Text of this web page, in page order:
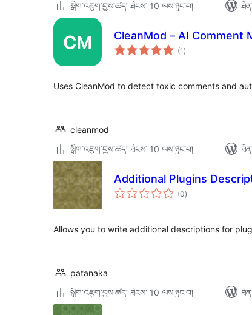
སྒྲིག་འཇུག་བྱས་ཚད། ཐེངས་ 10 ལས་ཉུང་བ།
CleanMod – AI Comment
(1 གདེང་
འཇོག་
)
Uses CleanMod to detect toxic comments and
cleanmod
སྒྲིག་འཇུག་བྱས་ཚད། ཐེངས་ 10 ལས་ཉུང་བ།
Additional Plugins
(0གདེང་
འཇོག་
)
Allows you to write additional descriptions for
patanaka
སྒྲིག་འཇུག་བྱས་ཚད། ཐེངས་ 10 ལས་ཉུང་བ།